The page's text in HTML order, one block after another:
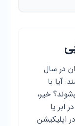
در سال
آیا با
خیر،
یا
اپلیکیشن